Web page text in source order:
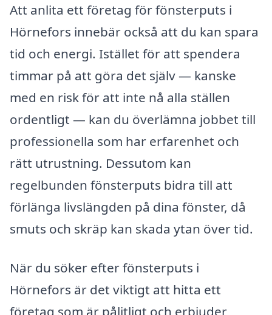
Att anlita ett företag för fönsterputs i
Hörnefors innebär också att du kan spara
tid och energi. Istället för att spendera
timmar på att göra det själv — kanske
med en risk för att inte nå alla ställen
ordentligt — kan du överlämna jobbet till
professionella som har erfarenhet och
rätt utrustning. Dessutom kan
regelbunden fönsterputs bidra till att
förlänga livslängden på dina fönster, då
smuts och skräp kan skada ytan över tid.
När du söker efter fönsterputs i
Hörnefors är det viktigt att hitta ett
företag som är pålitligt och erbjuder